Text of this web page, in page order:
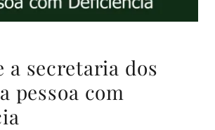
a secretaria dos
pessoa com